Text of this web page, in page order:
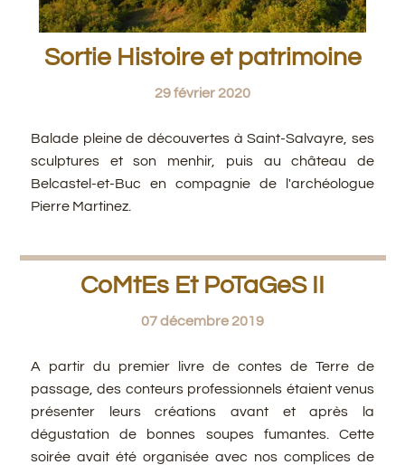
Sortie Histoire et patrimoine
29 février 2020
Balade pleine de découvertes à Saint-Salvayre, ses
sculptures et son menhir, puis au château de
Belcastel-et-Buc en compagnie de l'archéologue
Pierre Martinez.
CoMtEs Et PoTaGeS II
07 décembre 2019
A partir du premier livre de contes de Terre de
passage, des conteurs professionnels étaient venus
présenter leurs créations avant et après la
dégustation de bonnes soupes fumantes. Cette
soirée avait été organisée avec nos complices de